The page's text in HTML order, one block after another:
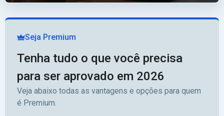
Seja Premium
Tenha tudo o que você precisa
para ser aprovado em 2026
Veja abaixo todas as vantagens e opções para quem
é Premium.